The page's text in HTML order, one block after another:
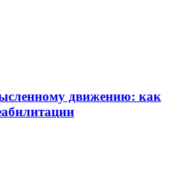
движению: как